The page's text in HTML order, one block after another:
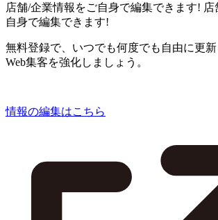
店舗/企業情報をご自身で編集できます! 店
自身で編集できます!
無料登録で、いつでも何度でも自由に更新
Web集客を強化しましょう。
情報の編集はこちら